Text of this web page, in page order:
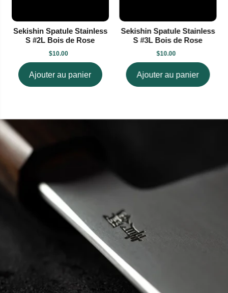
Sekishin Spatule Stainless
S #2L Bois de Rose
$10.00
Ajouter au panier
Sekishin Spatule Stainless
S #3L Bois de Rose
$10.00
Ajouter au panier